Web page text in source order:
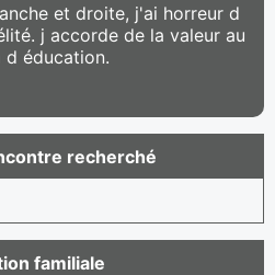
et droite, j'ai horreur d
j accorde de la valeur au
d éducation.
recherché
familiale